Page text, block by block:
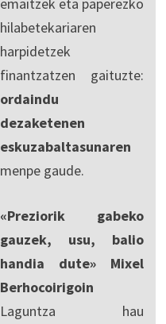
hilabetekariaren
harpidetzek
finantzatzen gaituzte:
ordaindu
dezaketenen
eskuzabaltasunaren
menpe gaude.
«Preziorik gabeko
gauzek, usu, balio
handia dute» Mixel
Berhocoirigoin
Laguntza hau